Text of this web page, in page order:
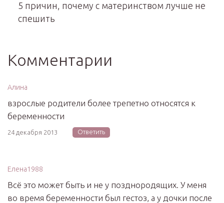
5 причин, почему с материнством лучше не
спешить
Комментарии
Алина
взрослые родители более трепетно относятся к
беременности
24 декабря 2013 Ответить
Елена1988
Всё это может быть и не у позднородящих. У меня
во время беременности был гестоз, а у дочки после